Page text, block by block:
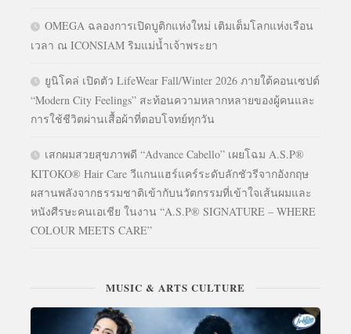
OMEGA ฉลองการเปิดบูติกแห่งใหม่ เติมเต็มโลกแห่งเรือน
เวลา ณ ICONSIAM ริมแม่น้ำเจ้าพระยา
ยูนิโคล่ เปิดตัว LifeWear Fall/Winter 2026 ภายใต้คอนเซปต์
“Modern City Feelings” สะท้อนความหลากหลายของผู้คนและ
การใช้ชีวิตผ่านเสื้อผ้าที่ตอบโจทย์ทุกวัน
เสกผมสวยสุขภาพดี “Advance Cabello” เผยโฉม A.S.P®
KITOKO® Hair Care วีแกนแฮร์แคร์ระดับลักชัวรีจากอังกฤษ
ผสานพลังจากธรรมชาติเข้ากับนวัตกรรมที่เข้าใจเส้นผมและ
หนังศีรษะคนเอเชีย ในงาน “A.S.P® SIGNATURE – WHERE
COLOUR MEETS CARE”
MUSIC & ARTS CULTURE